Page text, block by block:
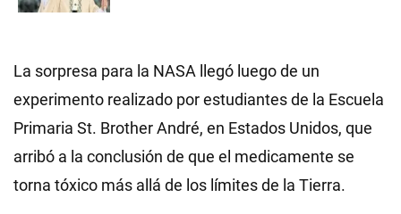
La sorpresa para la NASA llegó luego de un
experimento realizado por estudiantes de la Escuela
Primaria St. Brother André, en Estados Unidos, que
arribó a la conclusión de que el medicamente se
torna tóxico más allá de los límites de la Tierra.